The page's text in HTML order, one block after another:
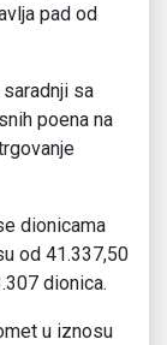
pad od
sa
poena na
dionicama
od 41.337,50
dionica.
u iznosu